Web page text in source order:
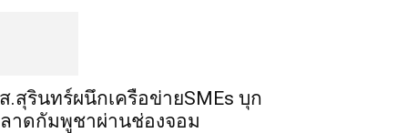
.สุรินทร์ผนึกเครือข่ายSMEs บุก
าดกัมพูชาผ่านช่องจอม